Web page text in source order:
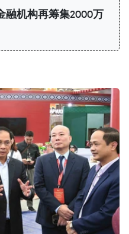
融机构再筹集2000万